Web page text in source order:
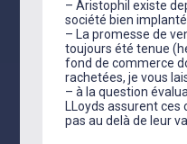
– Aristophil existe
société bien implanté
– La promesse de
toujours été tenue
fond de commerce
rachetées, je vous
– à la question
LLoyds assurent
pas au delà de leur